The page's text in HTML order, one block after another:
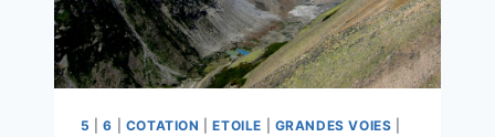
5 |6 COTATION |ETOILE GRANDES VOIES